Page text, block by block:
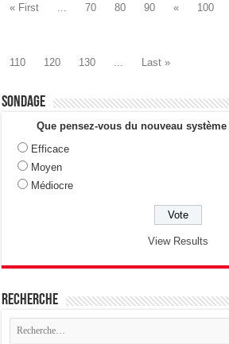
« First 70 80 90 « 100
110
120 130 Last »
Sondage
Que pensez-vous du nouveau
Efficace
Moyen
Médiocre
View Results
Recherche